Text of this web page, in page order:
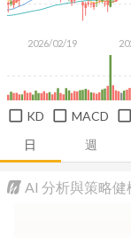
日 週
2026/02/19
KD MACD
AI 分析與策略健